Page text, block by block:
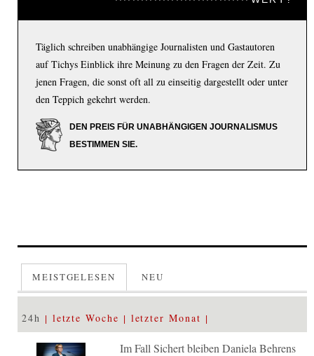
Täglich schreiben unabhängige Journalisten und Gastautoren
auf Tichys Einblick ihre Meinung zu den Fragen der Zeit. Zu
jenen Fragen, die sonst oft all zu einseitig dargestellt oder unter
den Teppich gekehrt werden.
DEN PREIS FÜR UNABHÄNGIGEN JOURNALISMUS
BESTIMMEN SIE.
MEISTGELESEN NEU
24h letzte Woche letzter Monat
Im Fall Sichert bleiben Daniela Behrens